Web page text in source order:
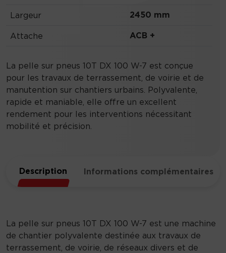
Largeur 2450 mm
Attache ACB +
La pelle sur pneus 10T DX 100 W-7 est conçue
pour les travaux de terrassement, de voirie et de
manutention sur chantiers urbains. Polyvalente,
rapide et maniable, elle offre un excellent
rendement pour les interventions nécessitant
mobilité et précision.
Description Informations complémentaires
La pelle sur pneus 10T DX 100 W-7 est une machine
de chantier polyvalente destinée aux travaux de
terrassement, de voirie, de réseaux divers et de